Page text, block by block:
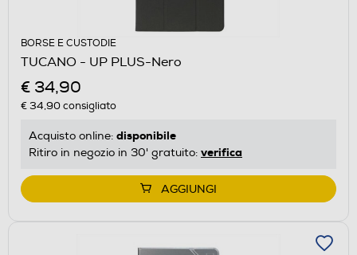
BORSE E CUSTODIE
TUCANO - UP PLUS-Nero
€ 34,90
€ 34,90consigliato
Acquisto online: disponibile
Ritiro in negozio in 30' gratuito: verifica
AGGIUNGI